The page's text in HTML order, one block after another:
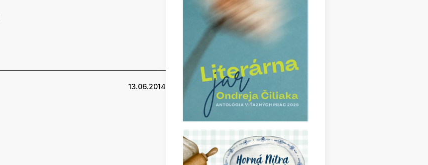
13.06.2014